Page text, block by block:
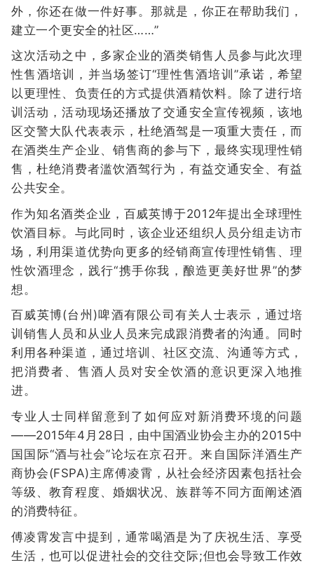
外，你还在做一件好事。那就是，你正在帮助我们，
建立一个更安全的社区……”
这次活动之中，多家企业的酒类销售人员参与此次理
性售酒培训，并当场签订“理性售酒培训”承诺，希望
以更理性、负责任的方式提供酒精饮料。除了进行培
训活动，活动现场还播放了交通安全宣传视频，该地
区交警大队代表表示，杜绝酒驾是一项重大责任，而
在酒类生产企业、销售商的参与下，最终实现理性销
售，杜绝消费者滥饮酒驾行为，有益交通安全、有益
公共安全。
作为知名酒类企业，百威英博于2012年提出全球理性
饮酒目标。与此同时，该企业还组织人员分组走访市
场，利用渠道优势向更多的经销商宣传理性销售、理
性饮酒理念，践行“携手你我，酿造更美好世界”的梦
想。
百威英博(台州)啤酒有限公司有关人士表示，通过培
训销售人员和从业人员来完成跟消费者的沟通。同时
利用各种渠道，通过培训、社区交流、沟通等方式，
把消费者、售酒人员对安全饮酒的意识更深入地推
进。
专业人士同样留意到了如何应对新消费环境的问题
——2015年4月28日，由中国酒业协会主办的2015中
国国际“酒与社会”论坛在京召开。来自国际洋酒生产
商协会(FSPA)主席傅凌霄，从社会经济因素包括社会
等级、教育程度、婚姻状况、族群等不同方面阐述酒
的消费特征。
傅凌霄发言中提到，通常喝酒是为了庆祝生活、享受
生活，也可以促进社会的交往交际;但也会导致工作效